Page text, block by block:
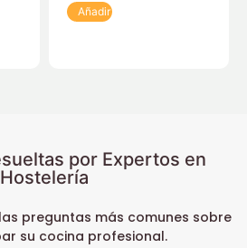
Añadir
por Expertos en
Hostelería
preguntas más comunes sobre
su cocina profesional.